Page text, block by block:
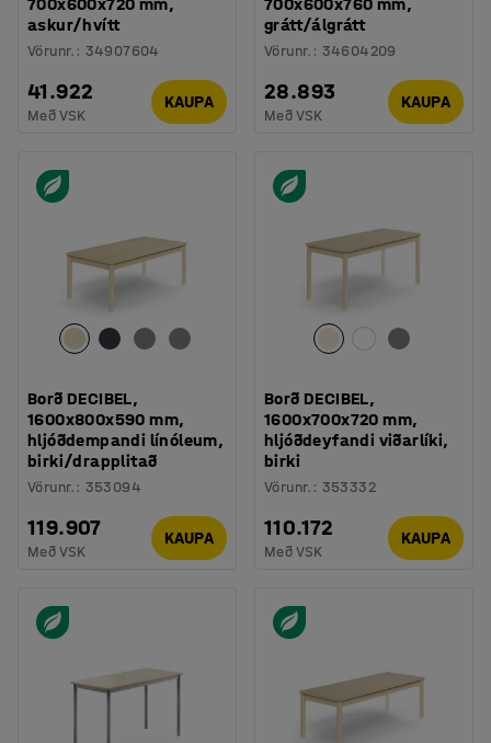
askur/hvítt
Vörunr. : 34907604
41.922
Með VSK
KAUPA
grátt/álgrátt
Vörunr. : 34604209
28.893
Með VSK
KAUPA
Borð DECIBEL,
1600x800x590 mm,
hljóðdempandi línóleum,
birki/drapplitað
Vörunr. : 353094
119.907
Með VSK
KAUPA
Borð DECIBEL,
1600x700x720 mm,
hljóðdeyfandi viðarlíki,
birki
Vörunr. : 353332
110.172
Með VSK
KAUPA